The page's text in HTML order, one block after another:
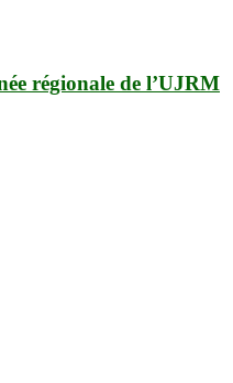
régionale de l’UJRM